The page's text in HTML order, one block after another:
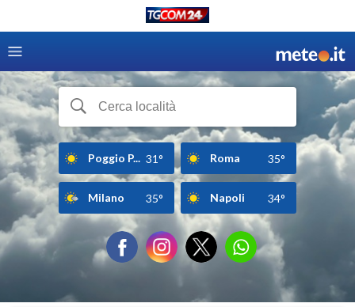
Poggio P... 31° Roma 35°
Milano 35° Napoli 34°